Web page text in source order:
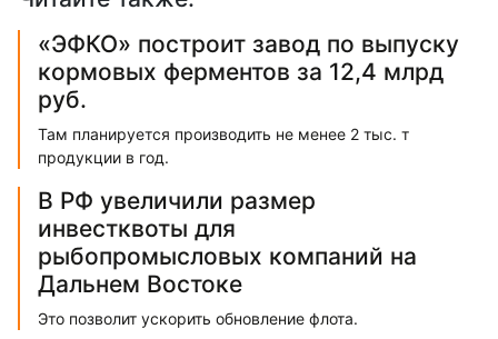
«ЭФКО» построит завод по выпуску
кормовых ферментов за 12,4 млрд
руб.
Там планируется производить не менее 2 тыс. т
продукции в год.
В РФ увеличили размер
инвестквоты для
рыбопромысловых компаний на
Дальнем Востоке
Это позволит ускорить обновление флота.